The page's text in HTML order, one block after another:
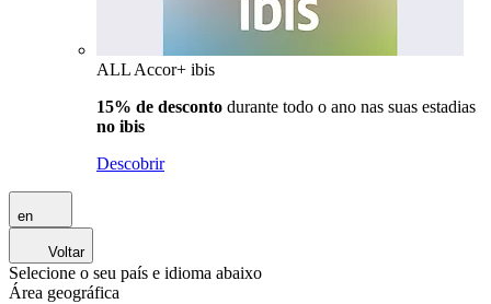
ALL Accor+ ibis
15% de desconto durante todo o ano nas suas estadias
no ibis
Descobrir
en
Voltar
Selecione o seu país e idioma abaixo
Área geográfica